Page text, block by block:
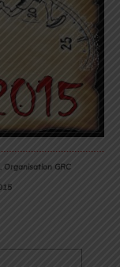
Organisation GRC